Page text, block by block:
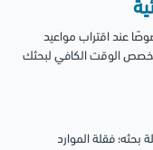
عند اقتراب مواعيد
الوقت الكافي لبحثك
بحثه؛ فقلة الموارد